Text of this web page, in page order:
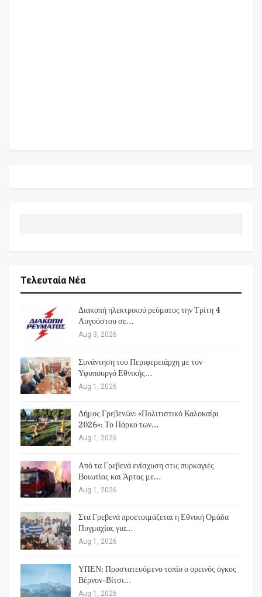
Τελευταία Νέα
Διακοπή ηλεκτρικού ρεύματος την Τρίτη 4
Αυγούστου σε…
Aug 3, 2026
Συνάντηση του Περιφερειάρχη με τον
Υφυπουργό Εθνικής…
Aug 1, 2026
Δήμος Γρεβενών: «Πολιτιστικό Καλοκαίρι
2026»: Το Πάρκο των…
Aug 1, 2026
Από τα Γρεβενά ενίσχυση στις πυρκαγιές
Βοιωτίας και Άρτας με…
Aug 1, 2026
Στα Γρεβενά προετοιμάζεται η Εθνική Ομάδα
Πυγμαχίας για…
Aug 1, 2026
ΥΠΕΝ: Προστατευόμενο τοπίο ο ορεινός όγκος
Βέρνον-Βίτσι…
Aug 1, 2026